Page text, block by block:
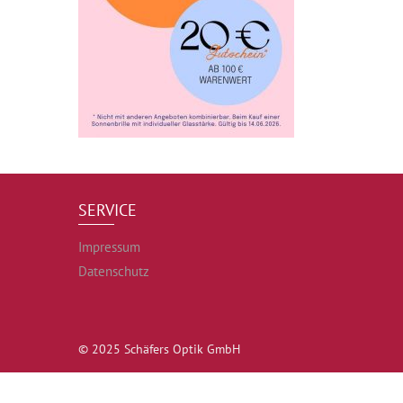
SERVICE
Impressum
Datenschutz
© 2025 Schäfers Optik GmbH